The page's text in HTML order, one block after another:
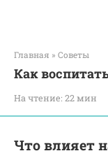
Главная » Советы
Как
На чтение: 22 мин
Что влияет